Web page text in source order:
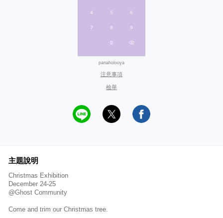
panaholooya
注意事項
檢舉
主題說明
Christmas Exhibition
December 24-25
@Ghost Community
Come and trim our Christmas tree.